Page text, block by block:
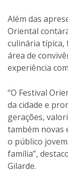
Além das
Oriental
culinária típica,
área de
experiência
“O Festival
da cidade e
gerações,
também novas
o público
família”,
Gilarde.